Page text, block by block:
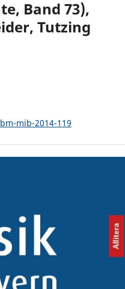
Band 73),
Tutzing
mib-2014-119